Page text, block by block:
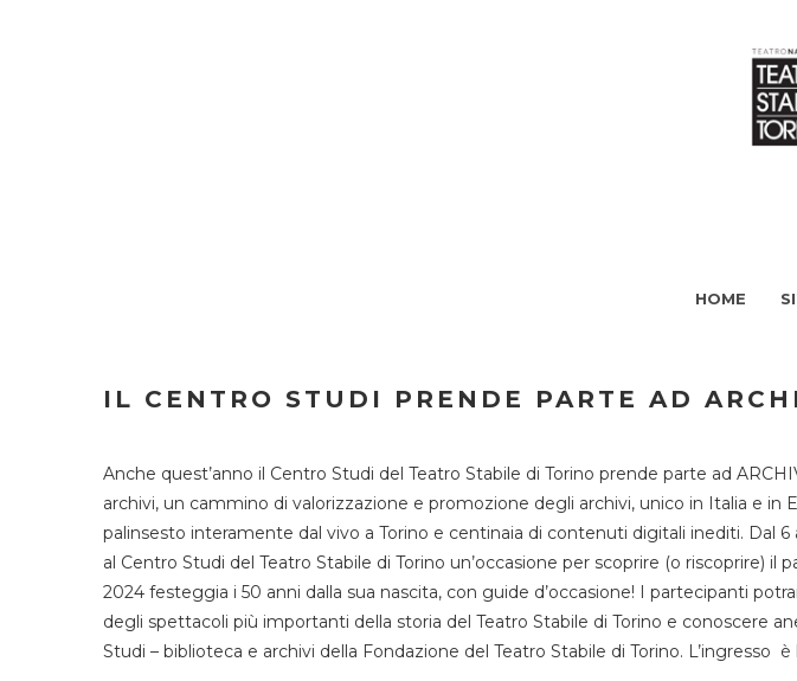
HOME
IL CENTRO STUDI PRENDE PARTE AD
Anche quest’anno il Centro Studi del Teatro Stabile di Torino prende parte ad
archivi, un cammino di valorizzazione e promozione degli archivi, unico in Italia e
palinsesto interamente dal vivo a Torino e centinaia di contenuti digitali inediti. Dal
al Centro Studi del Teatro Stabile di Torino un’occasione per scoprire (o riscoprire)
2024 festeggia i 50 anni dalla sua nascita, con guide d’occasione! I partecipanti
degli spettacoli più importanti della storia del Teatro Stabile di Torino e conoscere
Studi – biblioteca e archivi della Fondazione del Teatro Stabile di Torino.